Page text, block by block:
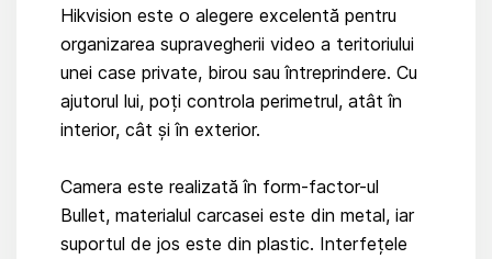
Hikvision este o alegere excelentă pentru
organizarea supravegherii video a teritoriului
unei case private, birou sau întreprindere. Cu
ajutorul lui, poți controla perimetrul, atât în ​​
interior, cât și în exterior.
Camera este realizată în form-factor-ul
Bullet, materialul carcasei este din metal, iar
suportul de jos este din plastic. Interfețele